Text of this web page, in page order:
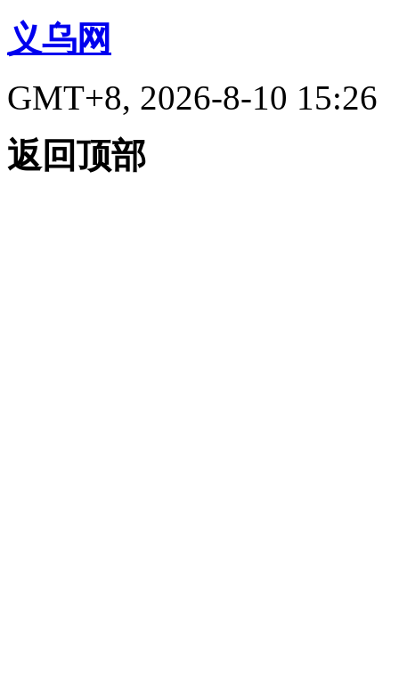
义乌网
GMT+8, 2026-8-10 15:26
返回顶部